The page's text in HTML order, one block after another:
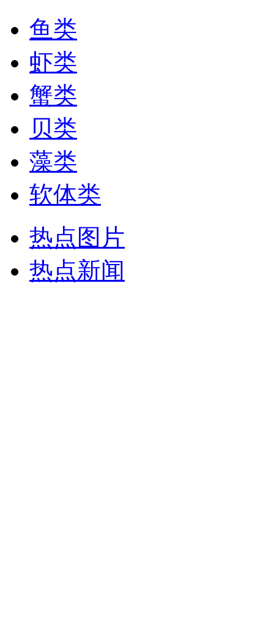
鱼类
虾类
蟹类
贝类
藻类
软体类
热点图片
热点新闻